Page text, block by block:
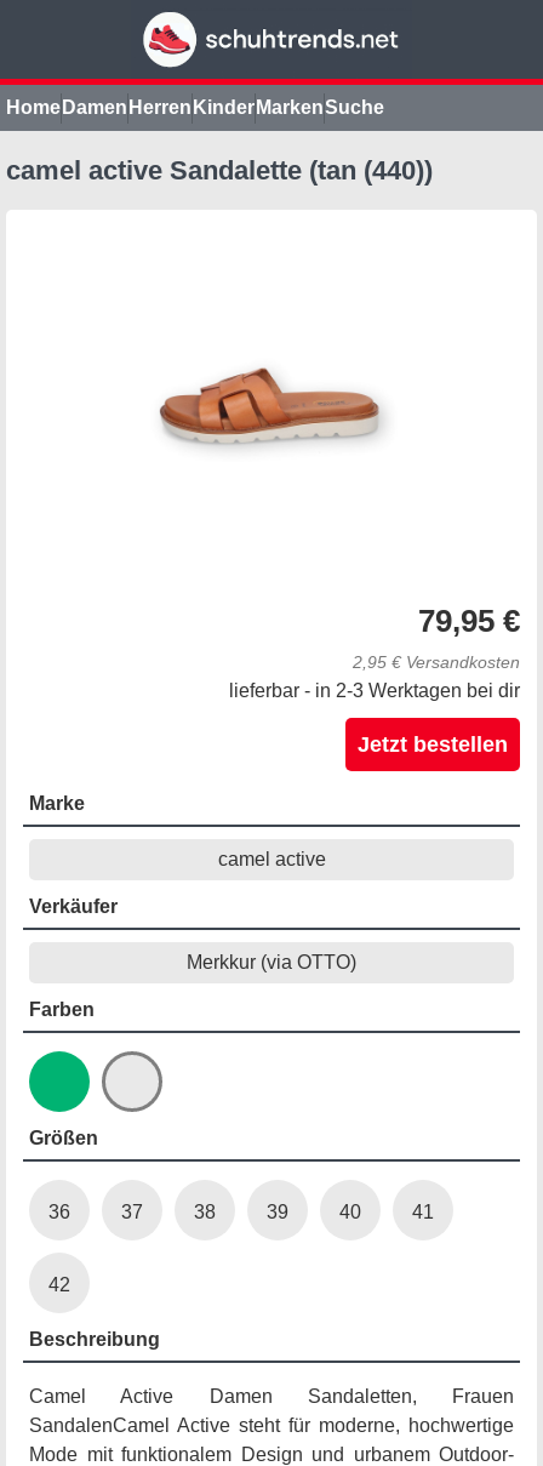
Home Damen Herren Kinder MarkenSuche
camel active Sandalette (tan (440))
79,95 €
2,95 € Versandkosten
lieferbar - in 2-3 Werktagen bei dir
Jetzt bestellen
Marke
camel active
Verkäufer
Merkkur (via OTTO)
Farben
Größen
36 37 38 39 40 41
42
Beschreibung
Camel Active Damen Sandaletten, Frauen
SandalenCamel Active steht für moderne, hochwertige
Mode mit funktionalem Design und urbanem Outdoor-